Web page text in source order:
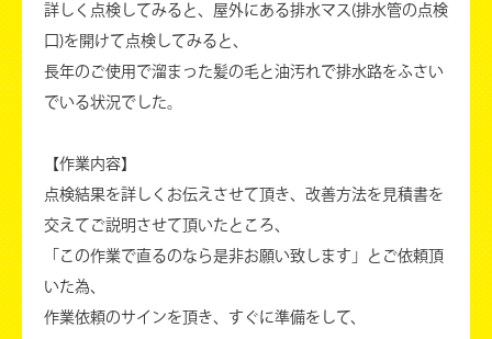
詳しく点検してみると、屋外にある排水マス(排水管の点検
口)を開けて点検してみると、
長年のご使用で溜まった髪の毛と油汚れで排水路をふさい
でいる状況でした。
【作業内容】
点検結果を詳しくお伝えさせて頂き、改善方法を見積書を
交えてご説明させて頂いたところ、
「この作業で直るのなら是非お願い致します」とご依頼頂
いた為、
作業依頼のサインを頂き、すぐに準備をして、